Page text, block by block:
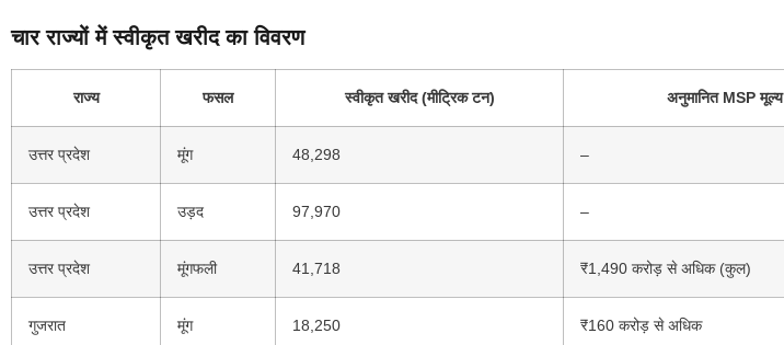
चार राज्यों में स्वीकृत खरीद का विवरण
राज्य फसल स्वीकृत खरीद (मीट्रिक टन) अनुमानित MSP मूल्य
उत्तर प्रदेश मूंग 48,298 –
उत्तर प्रदेश उड़द 97,970 –
उत्तर प्रदेश मूंगफली 41,718 ₹1,490 करोड़ से अधिक (कुल)
गुजरात मूंग 18,250 ₹160 करोड़ से अधिक